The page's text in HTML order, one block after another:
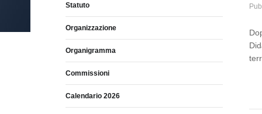
Statuto
Organizzazione
Organigramma
Commissioni
Calendario 2026